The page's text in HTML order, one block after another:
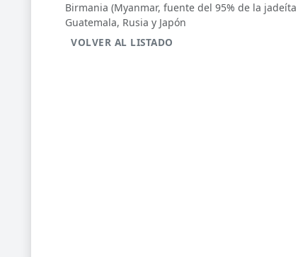
Birmania (Myanmar, fuente del 95% de la
Guatemala, Rusia y Japón
VOLVER AL LISTADO